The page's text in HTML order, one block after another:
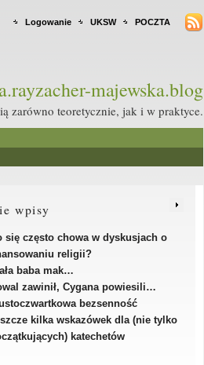
Logowanie UKSW POCZTA
a.rayzacher-majewska.blog
zarówno teoretycznie, jak i w praktyce.
wpisy
się często chowa w dyskusjach o
religii?
baba mak…
zawinił, Cygana powiesili…
bezsenność
kilka wskazówek dla (nie tylko
katechetów